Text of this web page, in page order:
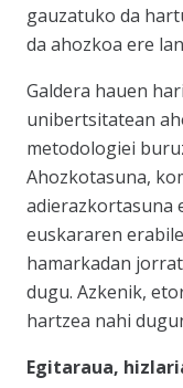
gauzatuko da
da ahozkoa ere
Galdera hauen
unibertsitatean
metodologiei
Ahozkotasuna,
adierazkortasuna
euskararen
hamarkadan
dugu. Azkenik,
hartzea nahi
Egitaraua,